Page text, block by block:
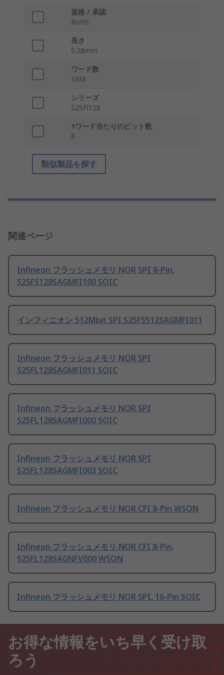
規格 / 承認
RoHS
長さ
5.28mm
ワード数
16M
シリーズ
S25Fl128
1ワード当たりのビット数
8
類似製品を探す
関連ページ
Infineon フラッシュメモリ NOR SPI 8-Pin,
S25FS128SAGMFI100 SOIC
インフィニオン 512Mbit SPI S25FS512SAGMFI011
Infineon フラッシュメモリ NOR SPI
S25FL128SAGMFI011 SOIC
Infineon フラッシュメモリ NOR SPI
S25FL128SAGMFI000 SOIC
Infineon フラッシュメモリ NOR SPI
S25FL128SAGMFI003 SOIC
Infineon フラッシュメモリ NOR CFI 8-Pin WSON
Infineon フラッシュメモリ NOR CFI 8-Pin,
S25FL128SAGNFV000 WSON
Infineon フラッシュメモリ NOR SPI, 16-Pin SOIC
お得な情報をいち早く受け取
ろう